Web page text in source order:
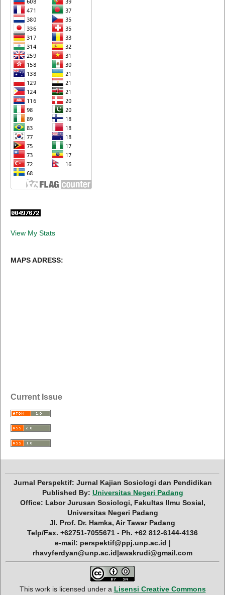
View My Stats
MAPS ADRESS:
Current Issue
Jurnal Perspektif: Jurnal Kajian Sosiologi dan Pendidikan
Published By: Universitas Negeri Padang
Office: Labor Jurusan Sosiologi, Fakultas Ilmu Sosial,
Universitas Negeri Padang
Jl. Prof. Dr. Hamka, Air Tawar Padang
Telp/Fax. +62751-7055671 - Ph. +62 812-6144-4136
e-mail: perspektif@ppj.unp.ac.id |
rhavyferdyan@unp.ac.id|awakrudi@gmail.com
This work is licensed under a Lisensi Creative Commons